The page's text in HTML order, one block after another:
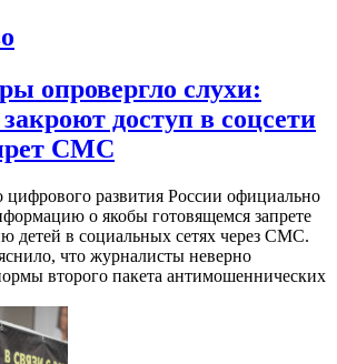
опровергло слухи:
доступ в соцсети
СМС
цифрового развития России официально
о якобы готовящемся запрете
детей в социальных сетях через СМС.
что журналисты неверно
второго пакета антимошеннических